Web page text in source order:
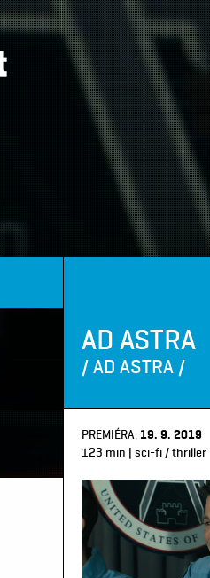
AD ASTRA
/ AD ASTRA /
PREMIÉRA: 19. 9. 2019
123 min | sci-fi / thriller